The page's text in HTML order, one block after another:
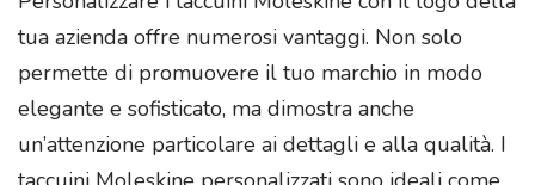
tua azienda offre numerosi vantaggi. Non solo
permette di promuovere il tuo marchio in modo
elegante e sofisticato, ma dimostra anche
un’attenzione particolare ai dettagli e alla qualità. I